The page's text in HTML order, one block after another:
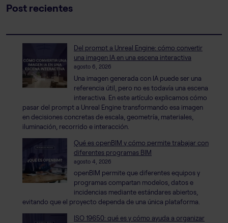
Post recientes
Del prompt a Unreal Engine: cómo convertir
una imagen IA en una escena interactiva
agosto 6, 2026
Una imagen generada con IA puede ser una
referencia útil, pero no es todavía una escena
interactiva. En este artículo explicamos cómo
pasar del prompt a Unreal Engine transformando esa imagen
en decisiones concretas de escala, geometría, materiales,
iluminación, recorrido e interacción.
Qué es openBIM y cómo permite trabajar con
diferentes programas BIM
agosto 4, 2026
openBIM permite que diferentes equipos y
programas compartan modelos, datos e
incidencias mediante estándares abiertos,
evitando que el proyecto dependa de una única plataforma.
ISO 19650: qué es y cómo ayuda a organizar